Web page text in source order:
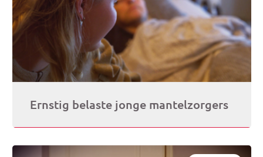
Ernstig belaste jonge mantelzorgers